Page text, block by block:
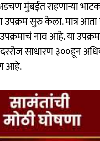
मुंबईत राहणाऱ्या
सुरु केला. मात्र आता
नाव आहे. या
साधारण ३००हून
आहे.